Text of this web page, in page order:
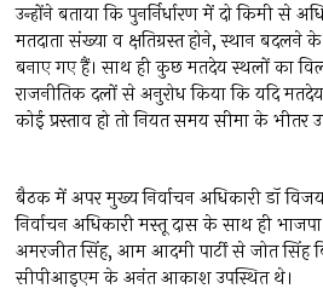
उन्होंने बताया कि पुनर्निर्धारण में दो किमी
मतदाता संख्या व क्षतिग्रस्त होने, स्थान
बनाए गए हैं। साथ ही कुछ मतदेय स्थलों का
राजनीतिक दलों से अनुरोध किया कि यदि
कोई प्रस्ताव हो तो नियत समय सीमा के भीतर
बैठक में अपर मुख्य निर्वाचन अधिकारी डॉ
निर्वाचन अधिकारी मस्तू दास के साथ ही
अमरजीत सिंह, आम आदमी पार्टी से जोत सिंह
सीपीआइएम के अनंत आकाश उपस्थित थे।